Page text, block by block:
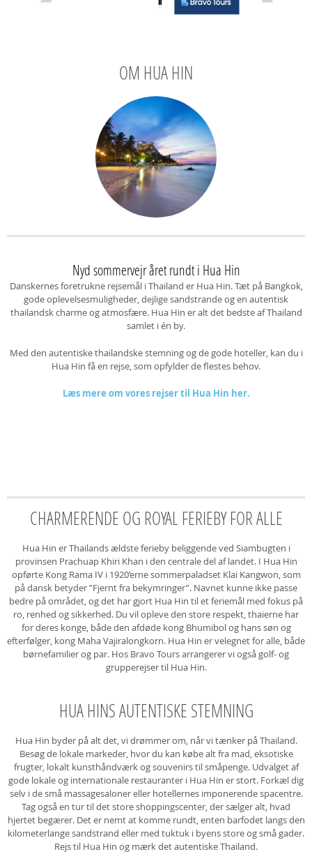
OM HUA HIN
Nyd sommervejr året rundt i Hua Hin
Danskernes foretrukne rejsemål i Thailand er Hua Hin. Tæt på Bangkok,
gode oplevelsesmuligheder, dejlige sandstrande og en autentisk
thailandsk charme og atmosfære. Hua Hin er alt det bedste af Thailand
samlet i én by.
Med den autentiske thailandske stemning og de gode hoteller, kan du i
Hua Hin få en rejse, som opfylder de flestes behov.
Læs mere om vores rejser til Hua Hin her.
CHARMERENDE OG ROYAL FERIEBY FOR ALLE
Hua Hin er Thailands ældste ferieby beliggende ved Siambugten i
provinsen Prachuap Khiri Khan i den centrale del af landet. I Hua Hin
opførte Kong Rama IV i 1920’erne sommerpaladset Klai Kangwon, som
på dansk betyder ”Fjernt fra bekymringer”. Navnet kunne ikke passe
bedre på området, og det har gjort Hua Hin til et feriemål med fokus på
ro, renhed og sikkerhed. Du vil opleve den store respekt, thaierne har
for deres konge, både den afdøde kong Bhumibol og hans søn og
efterfølger, kong Maha Vajiralongkorn. Hua Hin er velegnet for alle, både
børnefamilier og par. Hos Bravo Tours arrangerer vi også golf- og
grupperejser til Hua Hin.
HUA HINS AUTENTISKE STEMNING
Hua Hin byder på alt det, vi drømmer om, når vi tænker på Thailand.
Besøg de lokale markeder, hvor du kan købe alt fra mad, eksotiske
frugter, lokalt kunsthåndværk og souvenirs til småpenge. Udvalget af
gode lokale og internationale restauranter i Hua Hin er stort. Forkæl dig
selv i de små massagesaloner eller hotellernes imponerende spacentre.
Tag også en tur til det store shoppingscenter, der sælger alt, hvad
hjertet begærer. Det er nemt at komme rundt, enten barfodet langs den
kilometerlange sandstrand eller med tuktuk i byens store og små gader.
Rejs til Hua Hin og mærk det autentiske Thailand.